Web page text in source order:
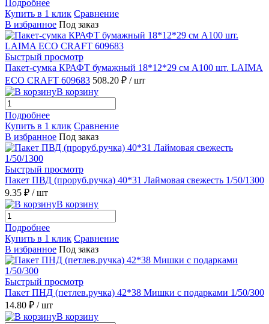
Подробнее
Купить в 1 клик Сравнение
В избранное Под заказ
Быстрый просмотр
Пакет-сумка КРАФТ бумажный 18*12*29 см А100 шт. LAIMA
ECO CRAFT 609683 508.20 ₽ / шт
В корзину
Подробнее
Купить в 1 клик Сравнение
В избранное Под заказ
Быстрый просмотр
Пакет ПВД (проруб.ручка) 40*31 Лаймовая свежесть 1/50/1300
9.35 ₽ / шт
В корзину
Подробнее
Купить в 1 клик Сравнение
В избранное Под заказ
Быстрый просмотр
Пакет ПНД (петлев.ручка) 42*38 Мишки с подарками 1/50/300
14.80 ₽ / шт
В корзину